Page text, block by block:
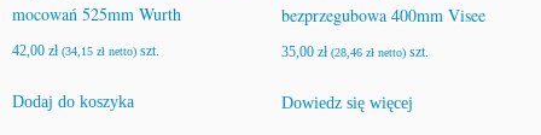
mocowań 525mm Wurth
42,00 zł (34,15 zł netto) szt.
Dodaj do koszyka
bezprzegubowa 400mm Visee
35,00 zł (28,46 złnetto)szt.
Dowiedz się więcej